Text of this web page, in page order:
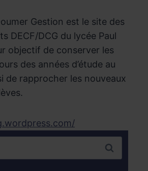
Gestion est le site des
DECF/DCG du lycée Paul
objectif de conserver les
des années d’étude au
de rapprocher les nouveaux